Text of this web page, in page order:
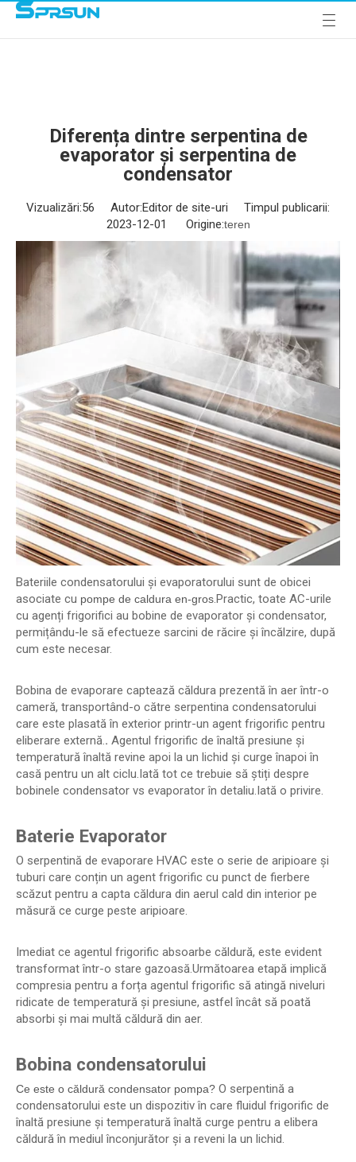
Diferența dintre serpentina de
evaporator și serpentina de
condensator
Vizualizări:56 Autor:Editor de site-uri Timpul publicarii:
2023-12-01 Origine:teren
Bateriile condensatorului și evaporatorului sunt de obicei
asociate cu pompe de caldura en-gros.Practic, toate AC-urile
cu agenți frigorifici au bobine de evaporator și condensator,
permițându-le să efectueze sarcini de răcire și încălzire, după
cum este necesar.
Bobina de evaporare captează căldura prezentă în aer într-o
cameră, transportând-o către serpentina condensatorului
care este plasată în exterior printr-un agent frigorific pentru
eliberare externă.. Agentul frigorific de înaltă presiune și
temperatură înaltă revine apoi la un lichid și curge înapoi în
casă pentru un alt ciclu.Iată tot ce trebuie să știți despre
bobinele condensator vs evaporator în detaliu.Iată o privire.
Baterie Evaporator
O serpentină de evaporare HVAC este o serie de aripioare și
tuburi care conțin un agent frigorific cu punct de fierbere
scăzut pentru a capta căldura din aerul cald din interior pe
măsură ce curge peste aripioare.
Imediat ce agentul frigorific absoarbe căldură, este evident
transformat într-o stare gazoasă.Următoarea etapă implică
compresia pentru a forța agentul frigorific să atingă niveluri
ridicate de temperatură și presiune, astfel încât să poată
absorbi și mai multă căldură din aer.
Bobina condensatorului
Ce este o căldură condensator pompa? O serpentină a
condensatorului este un dispozitiv în care fluidul frigorific de
înaltă presiune și temperatură înaltă curge pentru a elibera
căldură în mediul înconjurător și a reveni la un lichid.